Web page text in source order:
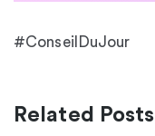
#ConseilDuJour
Related Posts